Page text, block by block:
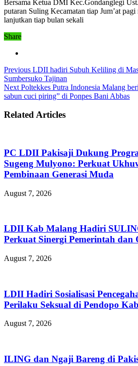
Bersama Ketua DMI Kec.Gondanglegi
putaran Suling Kecamatan tiap Jum’at pagi
lanjutkan tiap bulan sekali
Share
Previous LDII hadiri Subuh Keliling di
Sumbersuko Tajinan
Next Poltekkes Putra Indonesia Malang
sabun cuci piring” di Ponpes Bani Abbas
Related Articles
PC LDII Pakisaji Dukung
Sugeng Mulyono: Perkuat
Pembinaan Generasi Muda
August 7, 2026
LDII Kab Malang Hadiri
Perkuat Sinergi Pemerintah dan
August 7, 2026
LDII Hadiri Sosialisasi
Perilaku Seksual di Pendopo
August 7, 2026
ILING dan Ngaji Bareng di